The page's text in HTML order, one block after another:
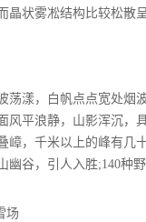
晶状雾凇结构比较松散
荡漾，白帆点点宽处烟
风平浪静，山影浑沉，
嶂，千米以上的峰有几
幽谷，引人入胜;140种
场